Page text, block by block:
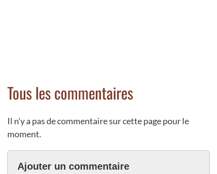
Tous les commentaires
Il n'y a pas de commentaire sur cette page pour le
moment.
Ajouter un commentaire